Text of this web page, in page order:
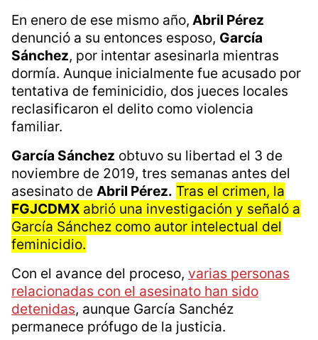
En enero de ese mismo año, Abril Pérez
denunció a su entonces esposo, García
Sánchez, por intentar asesinarla mientras
dormía. Aunque inicialmente fue acusado por
tentativa de feminicidio, dos jueces locales
reclasificaron el delito como violencia
familiar.
García Sánchez obtuvo su libertad el 3 de
noviembre de 2019, tres semanas antes del
asesinato de Abril Pérez. Tras el crimen, la
FGJCDMX abrió una investigación y señaló a
García Sánchez como autor intelectual del
feminicidio.
Con el avance del proceso, varias personas
relacionadas con el asesinato han sido
detenidas, aunque García Sanchéz
permanece prófugo de la justicia.